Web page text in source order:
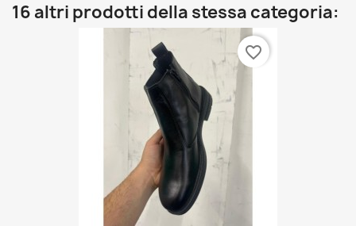
16 altri prodotti della stessa categoria:
favorite_border